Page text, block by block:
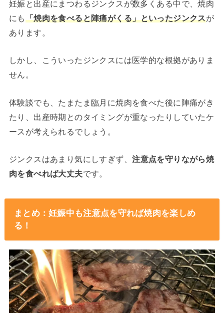
妊娠と出産にまつわるジンクスが数多くある中で、焼肉
にも「焼肉を食べると陣痛がくる」といったジンクスが
あります。
しかし、こういったジンクスには医学的な根拠がありま
せん。
体験談でも、たまたま臨月に焼肉を食べた後に陣痛がき
たり、出産時期とのタイミングが重なったりしていたケ
ースが考えられるでしょう。
ジンクスはあまり気にしすぎず、注意点を守りながら焼
肉を食べれば大丈夫です。
まとめ：妊娠中も注意点を守れば焼肉を楽しめ
る！